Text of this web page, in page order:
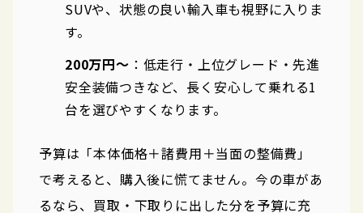
SUVや、状態の良い輸入車も視野に入りま
す。
200万円〜 ：低走行・上位グレード・先進
安全装備つきなど、長く安心して乗れる1
台を選びやすくなります。
予算は「本体価格＋諸費用＋当面の整備費」
で考えると、購入後に慌てません。今の車があ
るなら、買取・下取りに出した分を予算に充